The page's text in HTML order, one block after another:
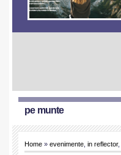
pe munte
Home » evenimente in reflector,